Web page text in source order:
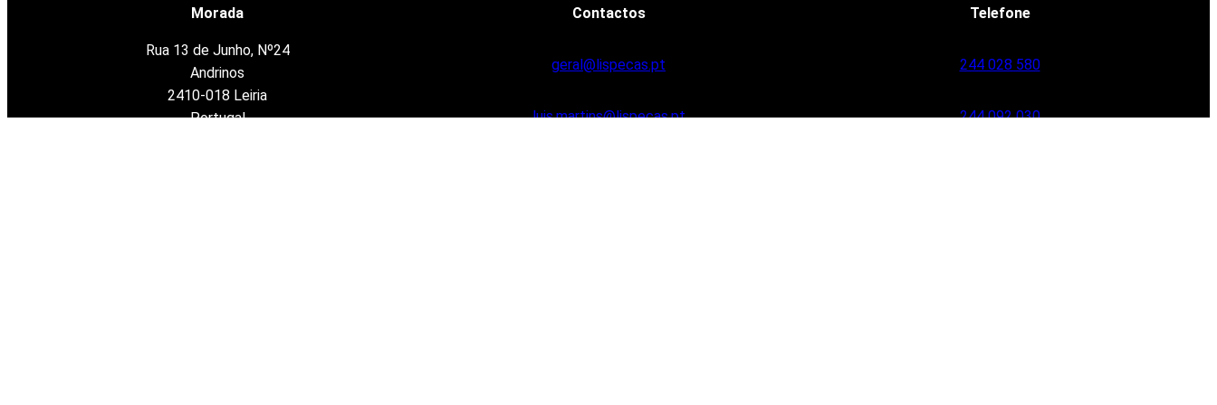
Morada
Rua 13 de Junho, Nº24
Andrinos
2410-018 Leiria
Portugal
Contactos
geral@lispecas.pt
luis.martins@lispecas.pt
Telefone
244 028 580
244 092 030